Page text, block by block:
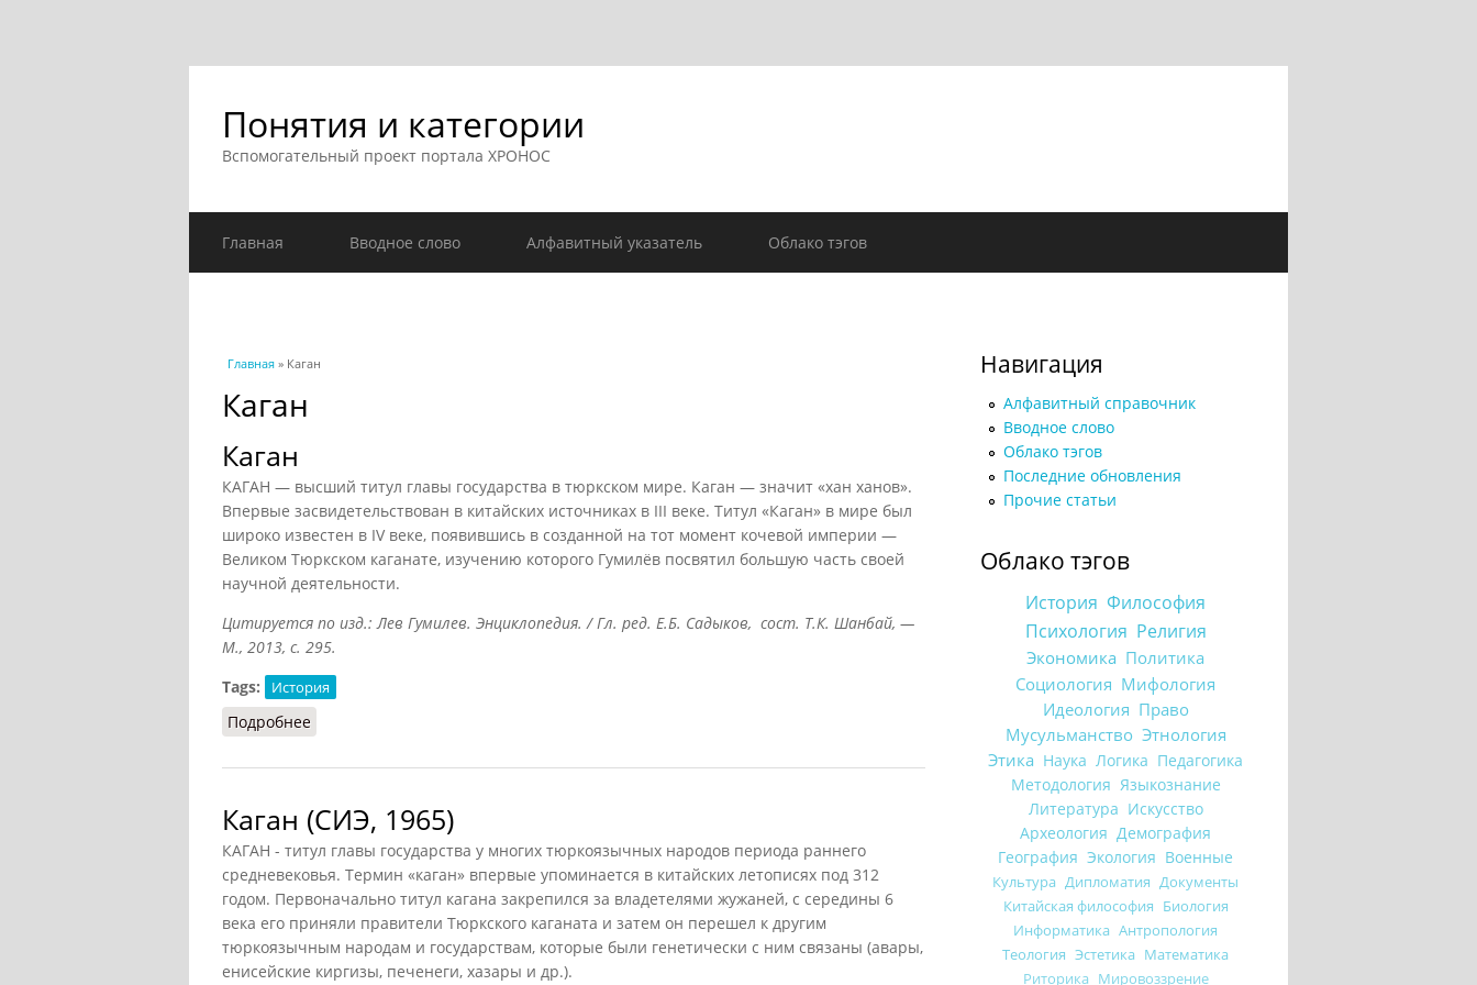
Понятия и категории
Вспомогательный проект портала ХРОНОС
Главная Вводное слово Алфавитный указатель Облако тэгов
Вы здесь
Главная » Каган
Каган
Каган
КАГАН — высший титул главы государства в тюркском мире. Каган — значит «хан ханов».
Впервые засвидетельствован в китайских источниках в III веке. Титул «Каган» в мире был
широко известен в IV веке, появившись в созданной на тот момент кочевой империи —
Великом Тюркском каганате, изучению которого Гумилёв посвятил большую часть своей
научной деятельности.
Цитируется по изд.: Лев Гумилев. Энциклопедия. / Гл. ред. Е.Б. Садыков, сост. Т.К. Шанбай, —
М., 2013, с. 295.
Tags:
История
Подробнее
Каган (СИЭ, 1965)
КАГАН - титул главы государства у многих тюркоязычных народов периода раннего
средневековья. Термин «каган» впервые упоминается в китайских летописях под 312
годом. Первоначально титул кагана закрепился за владетелями жужаней, с середины 6
века его приняли правители Тюркского каганата и затем он перешел к другим
тюркоязычным народам и государствам, которые были генетически с ним связаны (авары,
енисейские киргизы, печенеги, хазары и др.).
Навигация
Алфавитный справочник
Вводное слово
Облако тэгов
Последние обновления
Прочие статьи
Облако тэгов
История Философия
Психология Религия
Экономика Политика
Социология Мифология
Идеология Право
Мусульманство Этнология
Этика Наука Логика Педагогика
Методология Языкознание
Литература Искусство
Археология Демография
География Экология Военные
Культура Дипломатия Документы
Китайская философия Биология
Информатика Антропология
Теология Эстетика Математика
Риторика Мировоззрение